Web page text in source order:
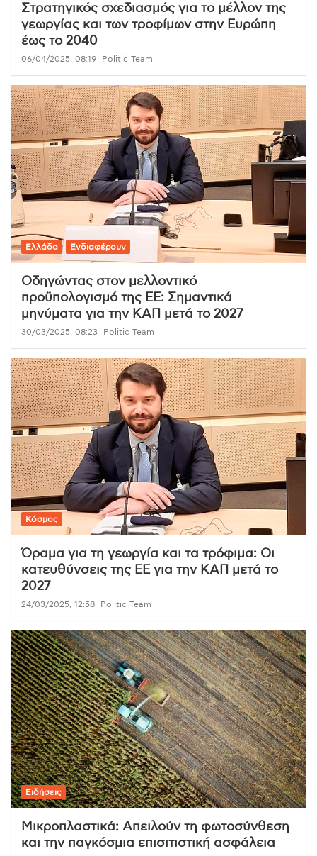
Στρατηγικός σχεδιασμός για το μέλλον της
γεωργίας και των τροφίμων στην Ευρώπη
έως το 2040
06/04/2025, 08:19 Politic Team
Ελλάδα Ενδιαφέρουν
Οδηγώντας στον μελλοντικό
προϋπολογισμό της ΕΕ: Σημαντικά
μηνύματα για την ΚΑΠ μετά το 2027
30/03/2025, 08:23 Politic Team
Κόσμος
Όραμα για τη γεωργία και τα τρόφιμα: Οι
κατευθύνσεις της ΕΕ για την ΚΑΠ μετά το
2027
24/03/2025, 12:58 Politic Team
Ειδήσεις
Μικροπλαστικά: Απειλούν τη φωτοσύνθεση
και την παγκόσμια επισιτιστική ασφάλεια